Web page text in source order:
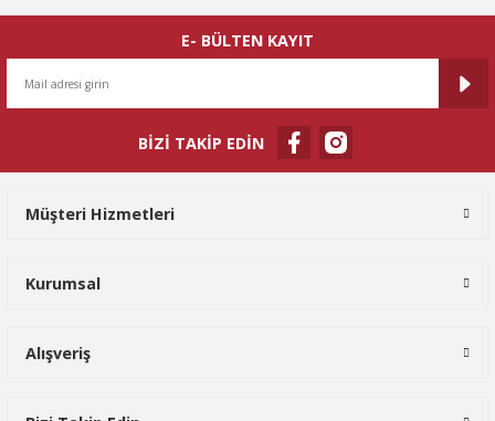
Gönder
E- BÜLTEN KAYIT
BİZİ TAKİP EDİN
Müşteri Hizmetleri
Kurumsal
Alışveriş